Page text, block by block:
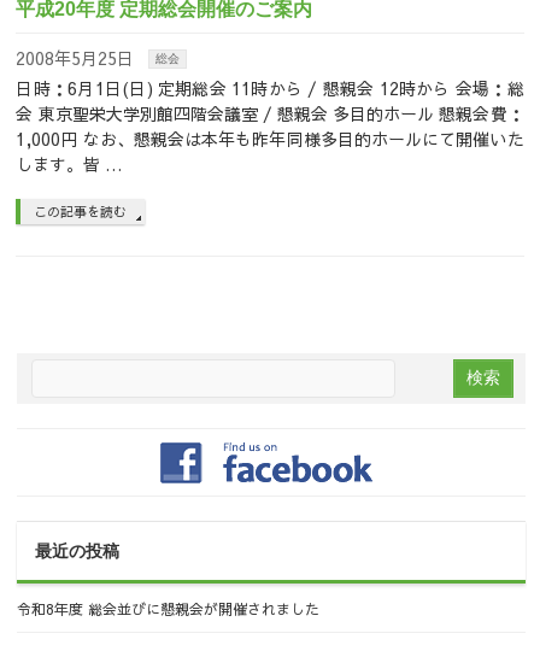
平成20年度 定期総会開催のご案内
2008年5月25日 総会
日時：6月1日(日) 定期総会 11時から / 懇親会 12時から 会場：総
会 東京聖栄大学別館四階会議室 / 懇親会 多目的ホール 懇親会費：
1,000円 なお、懇親会は本年も昨年同様多目的ホールにて開催いた
します。皆 …
この記事を読む
最近の投稿
令和8年度 総会並びに懇親会が開催されました